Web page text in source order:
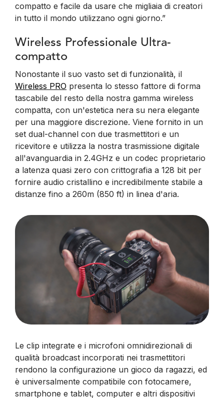
compatto e facile da usare che migliaia di creatori
in tutto il mondo utilizzano ogni giorno.”
Wireless Professionale Ultra-
compatto
Nonostante il suo vasto set di funzionalità, il
Wireless PRO presenta lo stesso fattore di forma
tascabile del resto della nostra gamma wireless
compatta, con un'estetica nera su nera elegante
per una maggiore discrezione. Viene fornito in un
set dual-channel con due trasmettitori e un
ricevitore e utilizza la nostra trasmissione digitale
all'avanguardia in 2.4GHz e un codec proprietario
a latenza quasi zero con crittografia a 128 bit per
fornire audio cristallino e incredibilmente stabile a
distanze fino a 260m (850 ft) in linea d'aria.
Le clip integrate e i microfoni omnidirezionali di
qualità broadcast incorporati nei trasmettitori
rendono la configurazione un gioco da ragazzi, ed
è universalmente compatibile con fotocamere,
smartphone e tablet, computer e altri dispositivi